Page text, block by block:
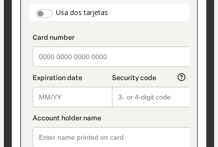
payment_data.section_title_v2
Usa dos tarjetas
seleccionado
Tarjeta